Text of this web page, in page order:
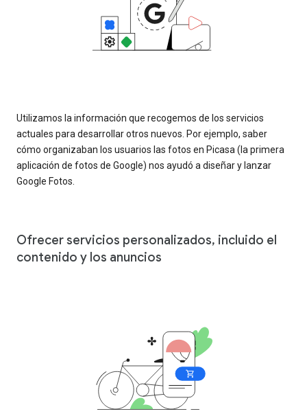
Utilizamos la información que recogemos de los servicios
actuales para desarrollar otros nuevos. Por ejemplo, saber
cómo organizaban los usuarios las fotos en Picasa (la primera
aplicación de fotos de Google) nos ayudó a diseñar y lanzar
Google Fotos.
Ofrecer servicios personalizados, incluido el
contenido y los anuncios